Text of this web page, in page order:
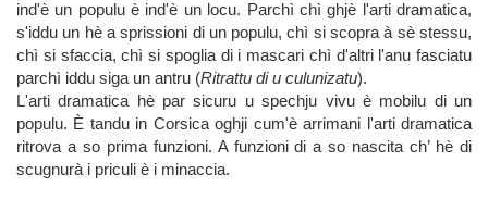
ind'è un populu è ind'è un locu. Parchì chì ghjè l'arti dramatica,
s'iddu un hè a sprissioni di un populu, chì si scopra à sè stessu,
chì si sfaccia, chì si spoglia di i mascari chì d'altri l'anu fasciatu
parchì iddu siga un antru (Ritrattu di u culunizatu).
L'arti dramatica hè par sicuru u spechju vivu è mobilu di un
populu. È tandu in Corsica oghji cum'è arrimani l'arti dramatica
ritrova a so prima funzioni. A funzioni di a so nascita ch’ hè di
scugnurà i priculi è i minaccia.